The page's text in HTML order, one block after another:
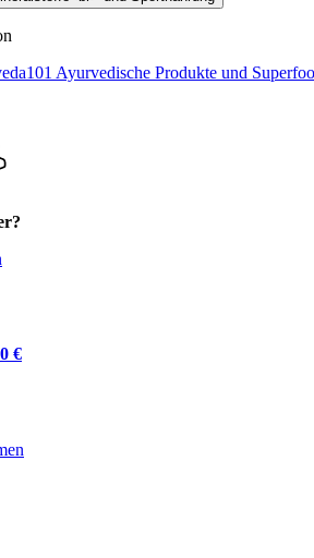
Ayurvedische Produkte und
€